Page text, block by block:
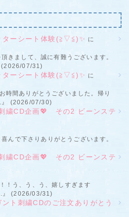
ーシート体験(≧▽≦)✨ に
きまして、誠に有難うございます。
(2026/07/31)
ーシート体験(≧▽≦)✨ に
時間ありがとうございました。帰り
』 (2026/07/30)
繍CD企画💖 その2 ビーンステ
んで下さりありがとうございます。
繍CD企画💖 その2 ビーンステ
！う、う、う、嬉しすぎます
(2026/03/31)
ト刺繍CDのご注文ありがとう